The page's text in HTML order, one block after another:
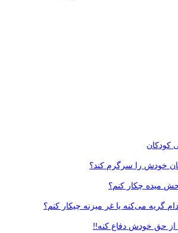
کودکان
خودش را سرگرم کند؟
میده چکار کنم؟
گریه می‌کنه یا غر میزنه چیکار کنم؟
از حق خودش دفاع کنه!!